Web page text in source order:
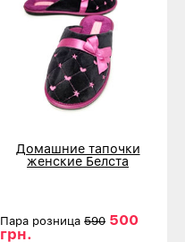
Домашние тапочки
женские Белста
Пара розница590 500
грн.